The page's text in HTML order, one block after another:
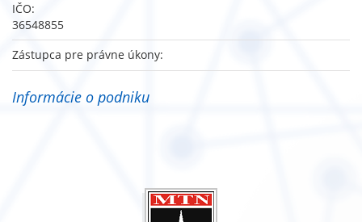
IČO:
36548855
Zástupca pre právne úkony:
Informácie o podniku